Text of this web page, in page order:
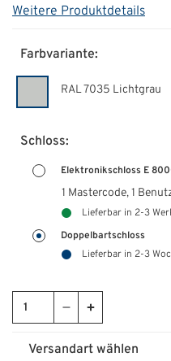
Partner
Weitere Produktdetails
Farbvariante:
RAL 7035 Lichtgrau
Schloss:
Elektronikschloss E
1 Mastercode, 1
Lieferbar in 2-3
Doppelbartschloss
Lieferbar in 2-3
Versandart wählen